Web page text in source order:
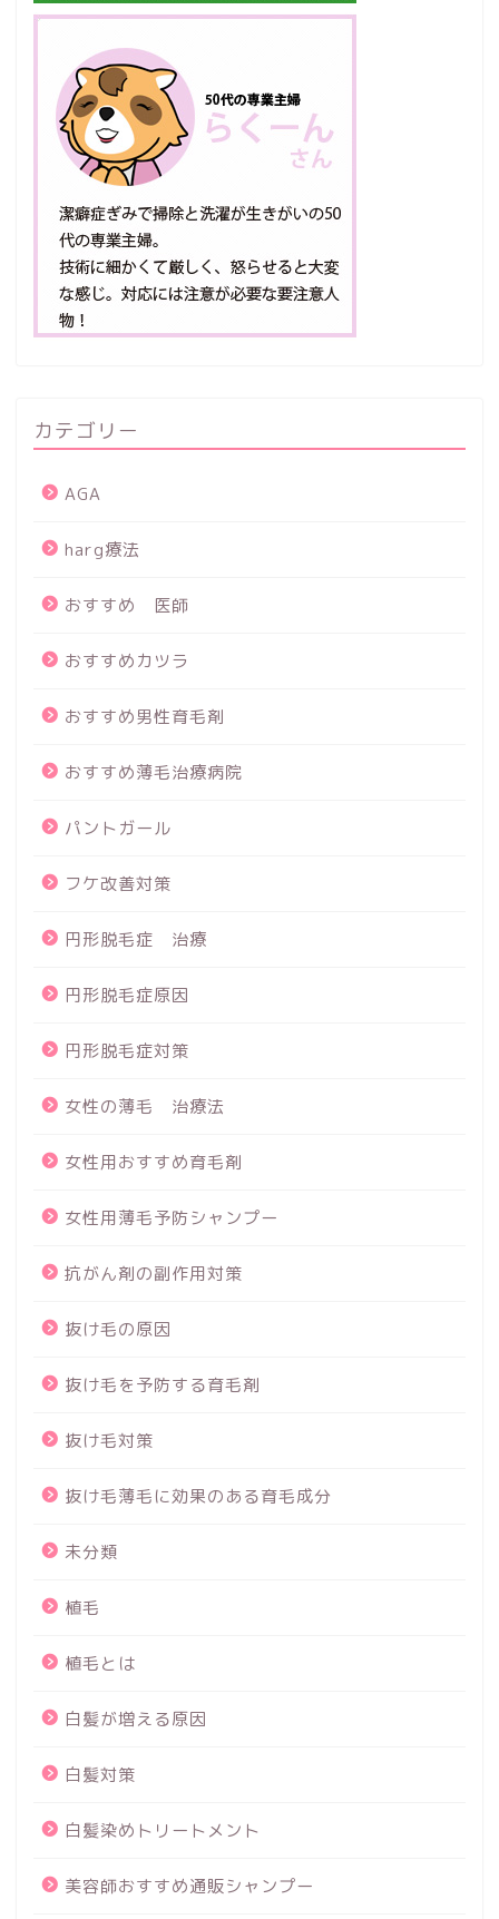
カテゴリー
AGA
harg療法
おすすめ 医師
おすすめカツラ
おすすめ男性育毛剤
おすすめ薄毛治療病院
パントガール
フケ改善対策
円形脱毛症 治療
円形脱毛症原因
円形脱毛症対策
女性の薄毛 治療法
女性用おすすめ育毛剤
女性用薄毛予防シャンプー
抗がん剤の副作用対策
抜け毛の原因
抜け毛を予防する育毛剤
抜け毛対策
抜け毛薄毛に効果のある育毛成分
未分類
植毛
植毛とは
白髪が増える原因
白髪対策
白髪染めトリートメント
美容師おすすめ通販シャンプー